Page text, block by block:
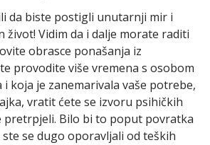
da biste postigli unutarnji mir i
život! Vidim da i dalje morate raditi
obrasce ponašanja iz
provodite više vremena s osobom
koja je zanemarivala vaše potrebe,
vratit ćete se izvoru psihičkih
pretrpjeli. Bilo bi to poput povratka
se dugo oporavljali od teških